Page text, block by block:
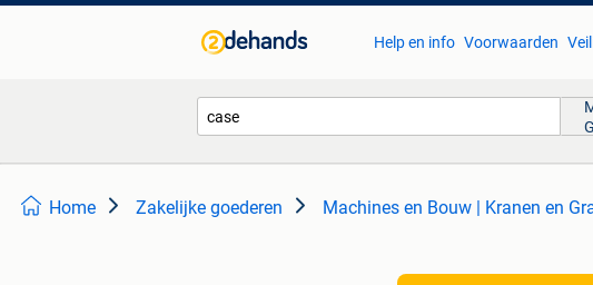
Help en info Voorwaarden
Home Zakelijke goederen Machines en Bouw | Kranen en